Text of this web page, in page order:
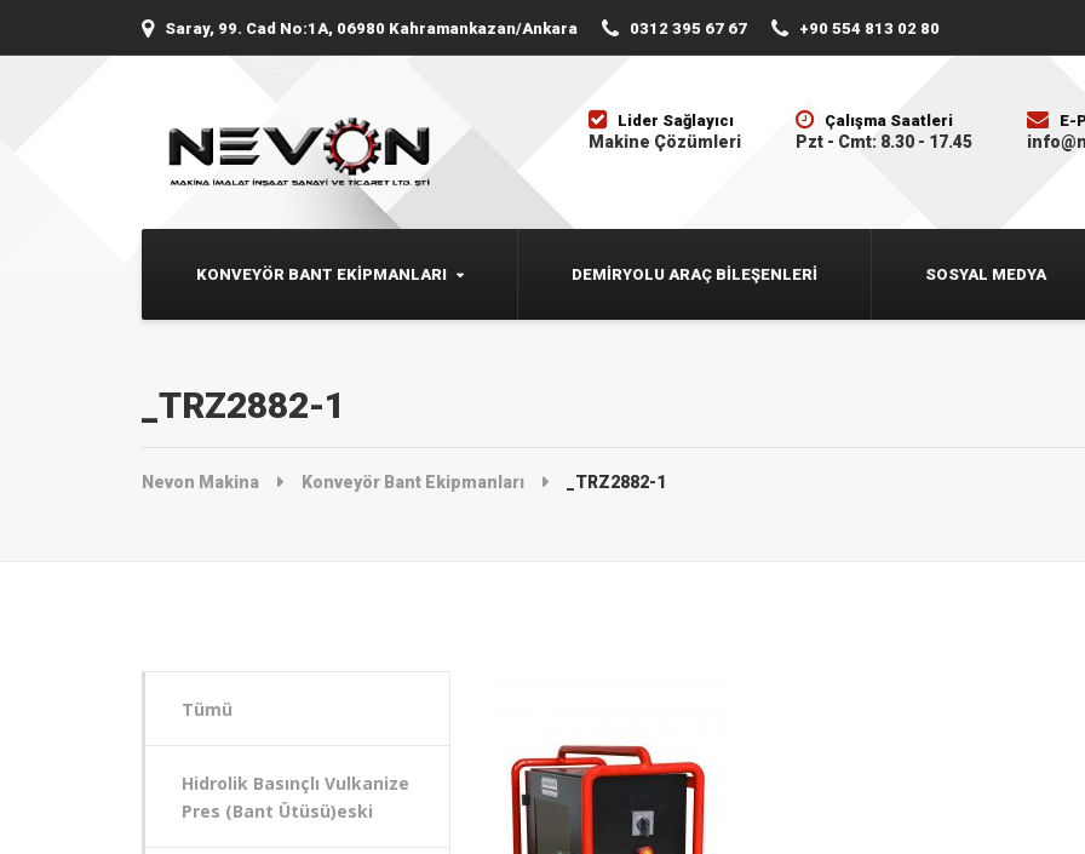
Saray, 99. Cad No:1A, 06980 Kahramankazan/Ankara 0312 395 67 67 +90 554 813 02 80
KONVEYÖR BANT EKIPMANLARI DEMIRYOLU ARAÇ BILEŞENLERI SOSYAL MEDYA
Lider Sağlayıcı
Makine Çözümleri
Çalışma Saatleri
Pzt - Cmt: 8.30 - 17.45
E-
_TRZ2882-1
Nevon Makina Konveyör Bant Ekipmanları _TRZ2882-1
Tümü
Hidrolik Basınçlı Vulkanize
Pres (Bant Ütüsü)eski